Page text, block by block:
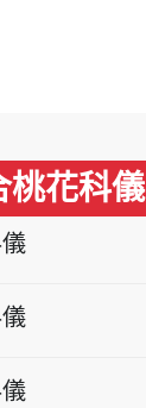
桃花科儀